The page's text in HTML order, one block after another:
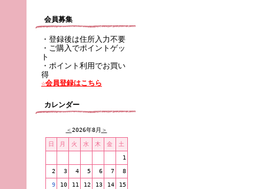
会員募集
・登録後は住所入力不要
・ご購入でポイントゲッ
ト
・ポイント利用でお買い
得
☆会員登録はこちら
カレンダー
＜2026年8月 ＞
日 月 火 水 木 金 土
1
2 3 4 5 6 7 8
9 10 11 12 13 14 15